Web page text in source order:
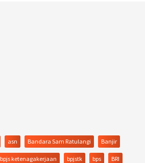
asn Bandara Sam Ratulangi Banjir
bpjs ketenagakerjaan bpjstk bps BRI